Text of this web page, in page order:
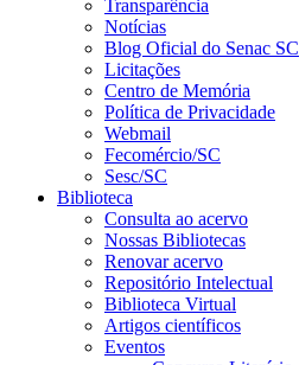
Transparência
Notícias
Blog Oficial do Senac SC
Licitações
Centro de Memória
Política de Privacidade
Webmail
Fecomércio/SC
Sesc/SC
Biblioteca
Consulta ao acervo
Nossas Bibliotecas
Renovar acervo
Repositório Intelectual
Biblioteca Virtual
Artigos científicos
Eventos